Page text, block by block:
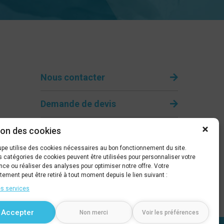
des cookies
utilise des cookies nécessaires au bon fonctionnement du site.
catégories de cookies peuvent être utilisées pour personnaliser votre
ou réaliser des analyses pour optimiser notre offre. Votre
peut être retiré à tout moment depuis le lien suivant :
services
Accepter Non merci Voir les préférences
Nous contacter
Demande de devis
Être rappelé
04 67 79 66 09